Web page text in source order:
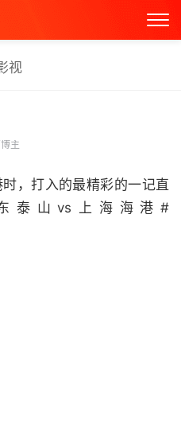
视
主
，打入的最精彩的一记直
泰山vs上海海港#